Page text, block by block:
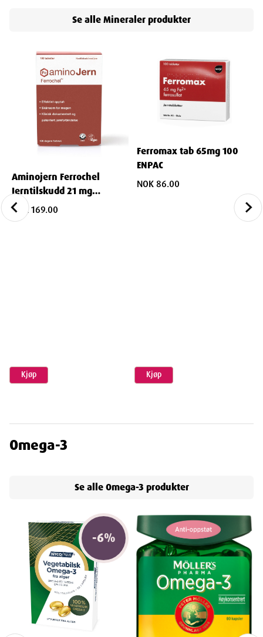
Se alleMineralerprodukter
Aminojern Ferrochel
Jerntilskudd 21 mg
tabletter 90stk
NOK 169.00
Kjøp
Ferromax tab 65mg 100
ENPAC
NOK 86.00
Kjøp
Omega-3
Se alleOmega-3 produkter
-6%